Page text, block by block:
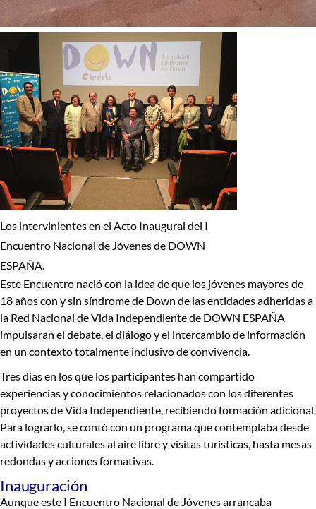
Los intervinientes en el Acto Inaugural del I
Encuentro Nacional de Jóvenes de DOWN
ESPAÑA.
Este Encuentro nació con la idea de que los jóvenes mayores de
18 años con y sin síndrome de Down de las entidades adheridas a
la Red Nacional de Vida Independiente de DOWN ESPAÑA
impulsaran el debate, el diálogo y el intercambio de información
en un contexto totalmente inclusivo de convivencia.
Tres días en los que los participantes han compartido
experiencias y conocimientos relacionados con los diferentes
proyectos de Vida Independiente, recibiendo formación adicional.
Para lograrlo, se contó con un programa que contemplaba desde
actividades culturales al aire libre y visitas turísticas, hasta mesas
redondas y acciones formativas.
Inauguración
Aunque este I Encuentro Nacional de Jóvenes arrancaba